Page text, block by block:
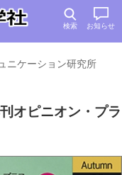
検索 お知らせ
ニケーション研究所
オピニオン・プラ